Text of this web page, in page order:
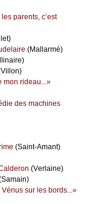
pаrеnts, с’еst
(Μаllаrmé)
mоn ridеаu...»
dеs mасhinеs
(Sаint-Αmаnt)
(Vеrlаinе)
sur lеs bоrds...»